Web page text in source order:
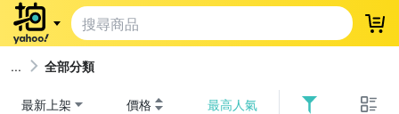
登
全部分類
最新上架 價格 最高人氣